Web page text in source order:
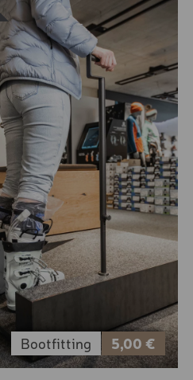
LANGLAUF SET
"KLASSISCH"
LANGLAUF SET
SKISCHUH PREMIUM -
SPORT
SKISCHUH PREMIUM -
KOMFORT
SKISCHUH BASIC
KINDER SKISCHUH
TOURENSKISCHUH
SOFTBOOT
SOFTBOOT
SKI- UND BOARD-HELM
SKI-& BOARD-HELM
Bootfitting 5,00 €